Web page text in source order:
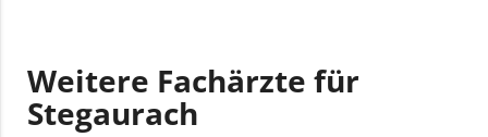
Weitere Fachärzte für
Stegaurach